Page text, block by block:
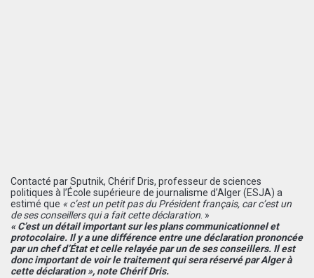
Contacté par Sputnik, Chérif Dris, professeur de sciences
politiques à l’École supérieure de journalisme d’Alger (ESJA) a
estimé que « c’est un petit pas du Président français, car c’est un
de ses conseillers qui a fait cette déclaration. »
« C’est un détail important sur les plans communicationnel et
protocolaire. Il y a une différence entre une déclaration prononcée
par un chef d’État et celle relayée par un de ses conseillers. Il est
donc important de voir le traitement qui sera réservé par Alger à
cette déclaration », note Chérif Dris.